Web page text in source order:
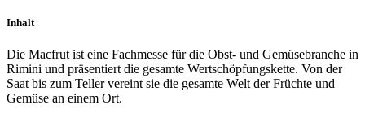
Inhalt
Die Macfrut ist eine Fachmesse für die Obst- und Gemüsebranche in
Rimini und präsentiert die gesamte Wertschöpfungskette. Von der
Saat bis zum Teller vereint sie die gesamte Welt der Früchte und
Gemüse an einem Ort.